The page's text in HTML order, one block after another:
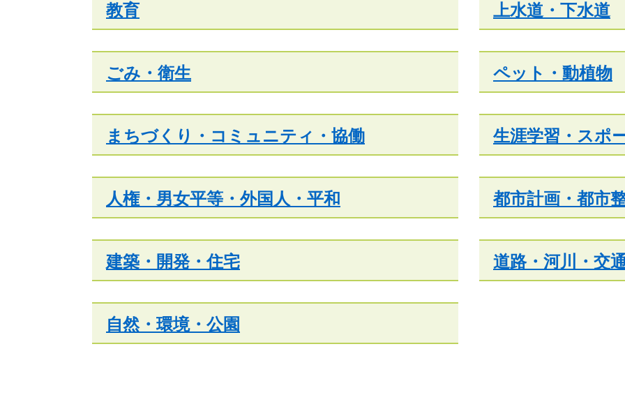
教育 上水道・下水道
ごみ・衛生 ペット・動植物
まちづくり・コミュニティ・協働 生涯学習・スポ
人権・男女平等・外国人・平和 都市計画・都市
建築・開発・住宅 道路・河川・交
自然・環境・公園